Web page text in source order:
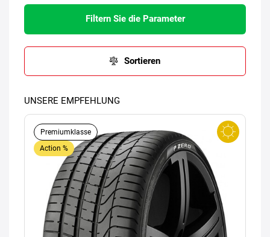
Filtern Sie die Parameter
Sortieren
UNSERE EMPFEHLUNG
Premiumklasse
Action %